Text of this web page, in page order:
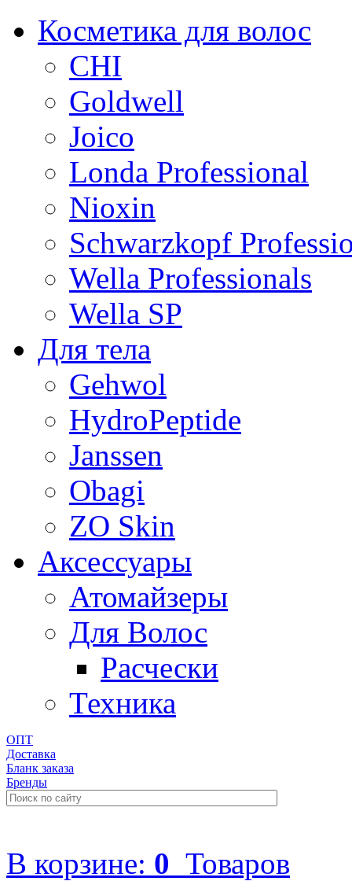
Косметика для волос
CHI
Goldwell
Joico
Londa Professional
Nioxin
Schwarzkopf
Wella Professionals
Wella SP
Для тела
Gehwol
HydroPeptide
Janssen
Obagi
ZO Skin
Aксессуары
Атомайзеры
Для Волос
Расчески
Техника
ОПТ
Доставка
Бланк заказа
Бренды
В корзине: 0 Товаров